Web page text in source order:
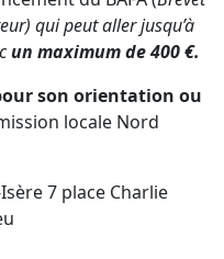
qui peut aller jusqu’à
un maximum de 400 €.
son orientation ou
locale Nord
7 place Charlie